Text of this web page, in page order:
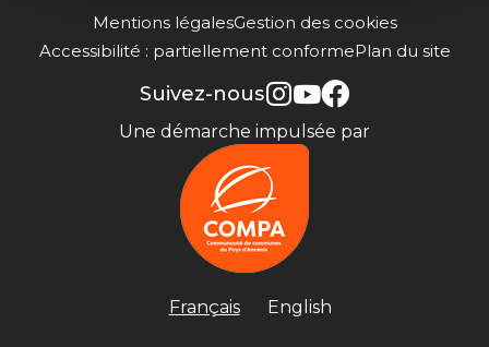
Mentions légalesGestion des cookies
Accessibilité : partiellement conformePlan du site
Suivez-nous
Une démarche impulsée par
Français English